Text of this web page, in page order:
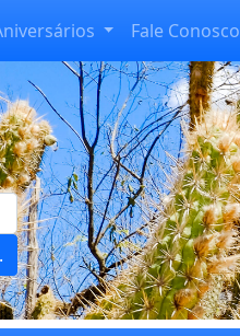
Fale Conosco